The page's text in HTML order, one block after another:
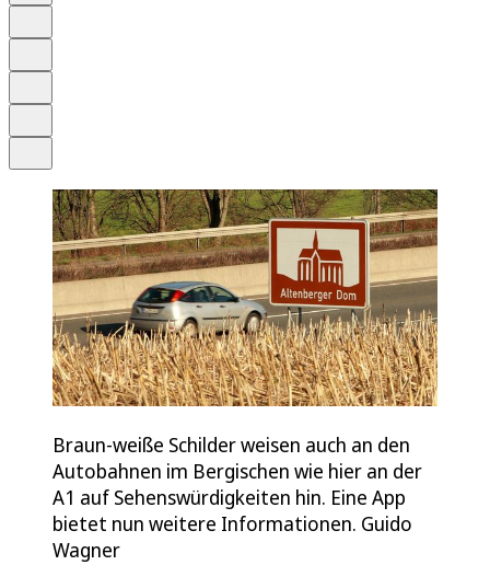
Braun-weiße Schilder weisen auch an den
Autobahnen im Bergischen wie hier an der
A1 auf Sehenswürdigkeiten hin. Eine App
bietet nun weitere Informationen. Guido
Wagner